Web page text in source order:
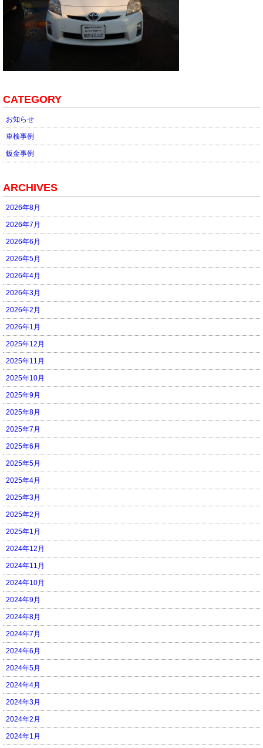
CATEGORY
お知らせ
車検事例
鈑金事例
ARCHIVES
2026年8月
2026年7月
2026年6月
2026年5月
2026年4月
2026年3月
2026年2月
2026年1月
2025年12月
2025年11月
2025年10月
2025年9月
2025年8月
2025年7月
2025年6月
2025年5月
2025年4月
2025年3月
2025年2月
2025年1月
2024年12月
2024年11月
2024年10月
2024年9月
2024年8月
2024年7月
2024年6月
2024年5月
2024年4月
2024年3月
2024年2月
2024年1月